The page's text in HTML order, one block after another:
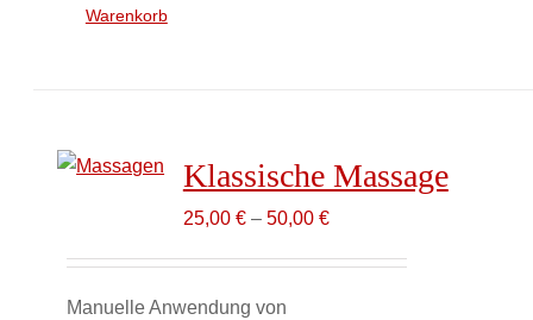
Warenkorb
Klassische Massage
25,00 €– 50,00 €
Manuelle Anwendung von